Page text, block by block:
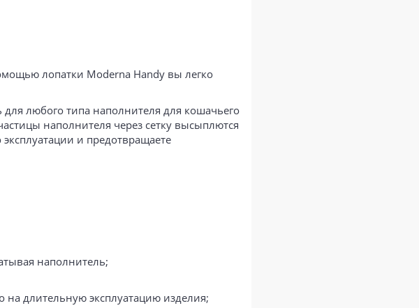
лопатки Moderna Handy вы легко
для любого типа наполнителя для кошачьего
наполнителя через сетку высыплются
и предотвращаете
наполнитель;
на длительную эксплуатацию изделия;